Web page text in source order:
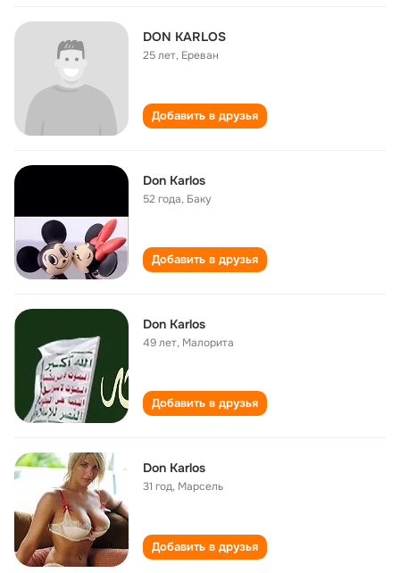
DON KARLOS
25 лет, Ереван
Добавить в друзья
Don Karlos
52 года, Баку
Добавить в друзья
Don Karlos
49 лет, Малорита
Добавить в друзья
Don Karlos
31 год, Марсель
Добавить в друзья